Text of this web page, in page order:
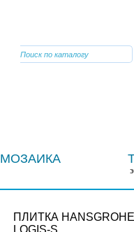
МОЗАИКА
ПЛИТКА
LOGIS-S